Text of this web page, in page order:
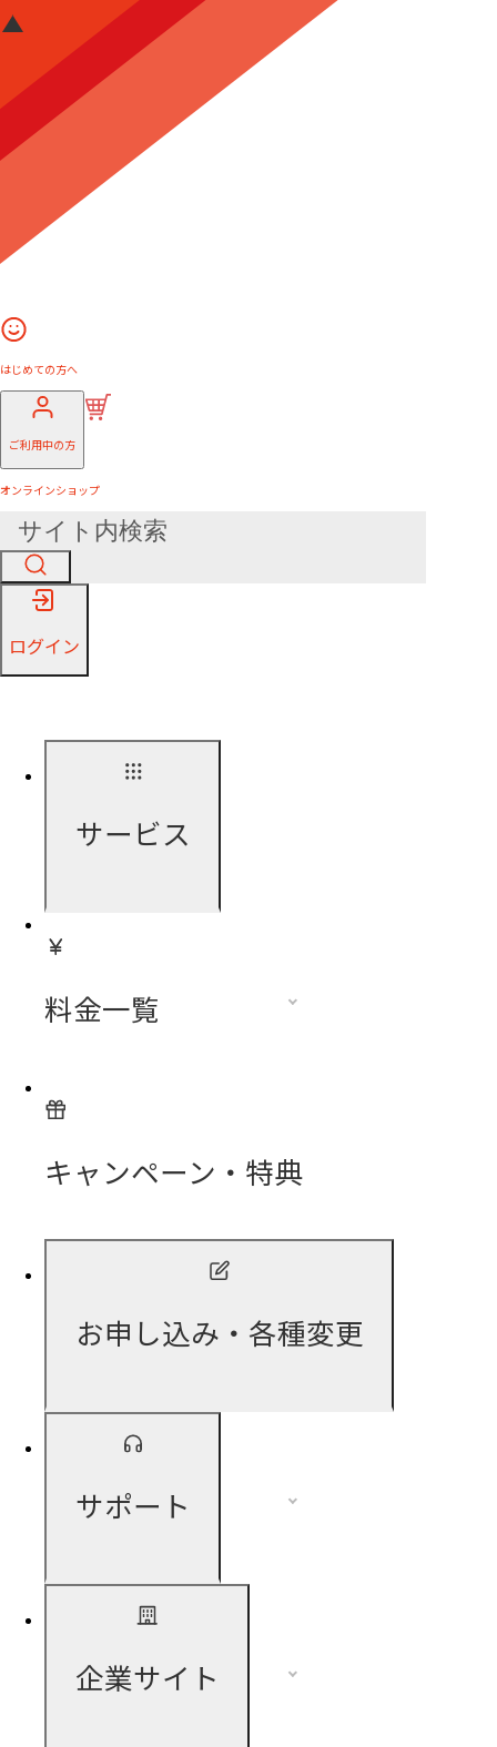
はじめての方へ
ご利用中の方
オンラインショップ
ログイン
サービス
料金一覧
キャンペーン・特典
お申し込み・各種変更
サポート
企業サイト